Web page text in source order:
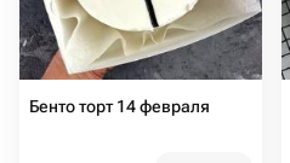
Бенто торт 14 февраля